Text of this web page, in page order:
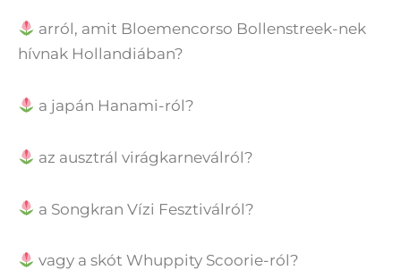
arról, amit Bloemencorso Bollenstreek-nek
hívnak Hollandiában?
a japán Hanami-ról?
az ausztrál virágkarneválról?
a Songkran Vízi Fesztiválról?
vagy a skót Whuppity Scoorie-ról?